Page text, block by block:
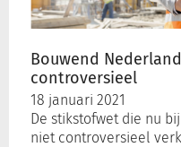
Bouwend
controversieel
18 januari 2021
De stikstofwet die nu
niet controversieel